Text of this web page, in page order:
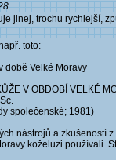
jinej, trochu rychlejší,
toto:
době Velké Moravy
V OBDOBÍ VELKÉ
společenské; 1981)
nástrojů a zkušeností
koželuzi používali.